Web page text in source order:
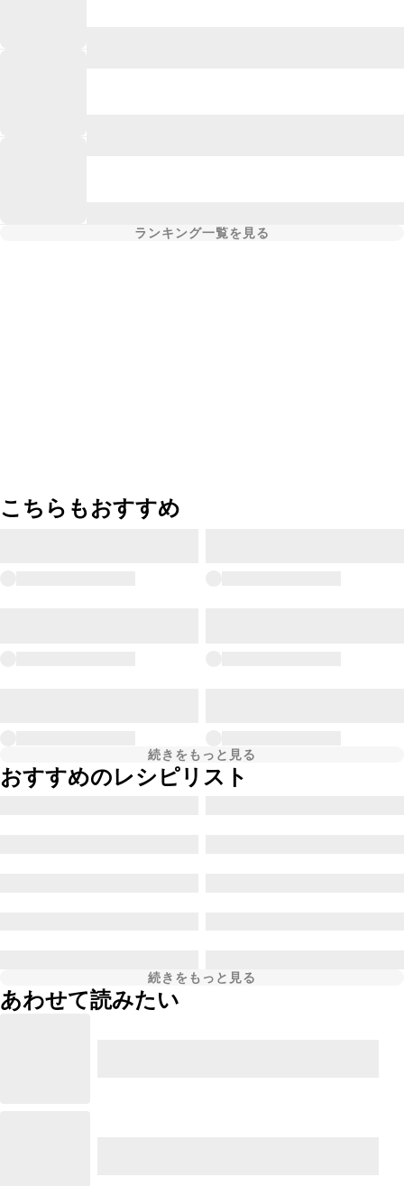
ランキング一覧を見る
こちらもおすすめ
続きをもっと見る
おすすめのレシピリスト
続きをもっと見る
あわせて読みたい